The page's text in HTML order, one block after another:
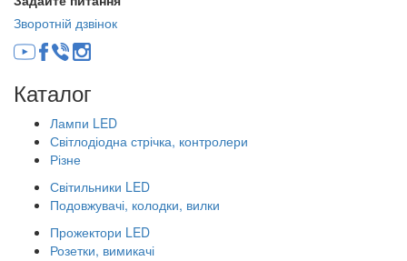
Зворотній дзвінок
Каталог
Лампи LED
Світлодіодна стрічка, контролери
Різне
Світильники LED
Подовжувачі, колодки, вилки
Прожектори LED
Розетки, вимикачі